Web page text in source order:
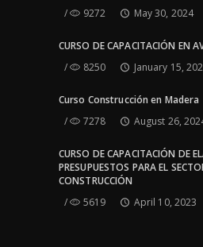
May 30, 2024
9272
CURSO DE CAPACITACIÓN EN
January 15,
8250
Curso Construcción en Madera
August 26,
7278
CURSO DE CAPACITACIÓN DE
PRESUPUESTOS PARA EL
CONSTRUCCIÓN
April 10, 2023
5619